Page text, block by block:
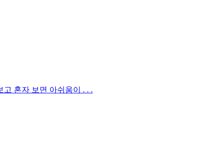
혼자 보면 아쉬움이 . . .